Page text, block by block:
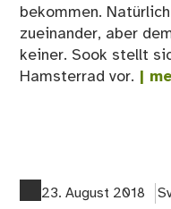
bekommen.
zueinander, aber
keiner. Sook stellt
Hamsterrad vor. |
23. August 2018